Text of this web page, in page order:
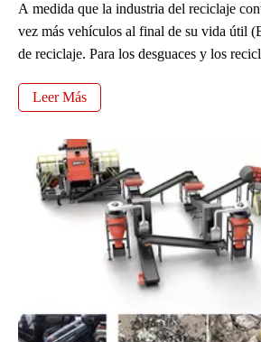
A medida que la industria del reciclaje
vez más vehículos al final de su vida útil
de reciclaje. Para los desguaces y los
mayores costos operativos y menor
instalaciones de reciclaje para
de su vida útil en pedazos más pequeños,
recuperación del metal sea más rápida y
plantas modernas, es básicamente la
productividad y rentabilidad generales. En
secciones, recorreremos el proceso de
explicaremos cómo la máquina adecuada
Leer Más